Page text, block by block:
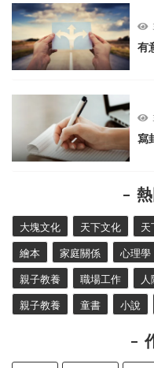
有
寫
大塊文化 天下文化 天
繪本 家庭關係 心理學
親子教養 職場工作
親子教養 童書 小說